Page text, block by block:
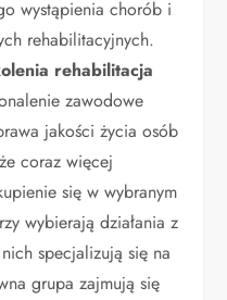
wystąpienia chorób i
rehabilitacyjnych.
rehabilitacja
zawodowe
jakości życia osób
coraz więcej
się w wybranym
wybierają działania z
specjalizują się na
grupa zajmują się